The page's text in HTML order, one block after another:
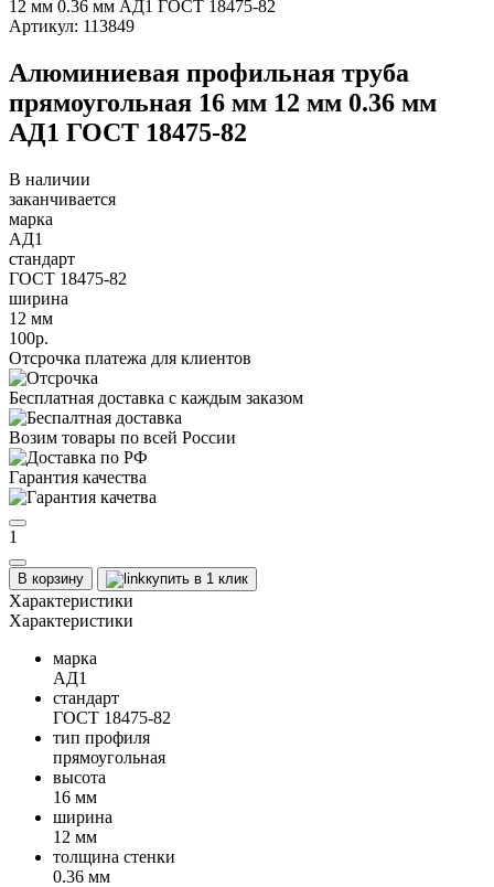
Артикул: 113849
Алюминиевая профильная труба
прямоугольная 16 мм 12 мм 0.36 мм
АД1 ГОСТ 18475-82
В наличии
заканчивается
марка
АД1
стандарт
ГОСТ 18475-82
ширина
12 мм
100р.
Отсрочка платежа для клиентов
Бесплатная доставка с каждым заказом
Возим товары по всей России
Гарантия качества
1
В корзину купить в 1 клик
Характеристики
Характеристики
марка
АД1
стандарт
ГОСТ 18475-82
тип профиля
прямоугольная
высота
16 мм
ширина
12 мм
толщина стенки
0.36 мм